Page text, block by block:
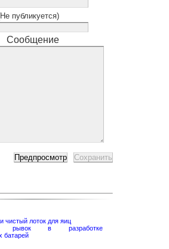
публикуется)
Сообщение
чистый лоток для яиц
рывок в разработке
батарей